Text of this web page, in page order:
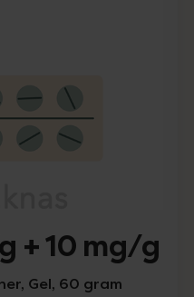
+ 10 mg/g
Gel, 60 gram